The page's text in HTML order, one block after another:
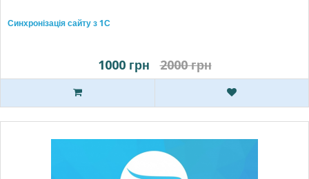
Синхронізація сайту з 1С
1000 грн 2000 грн